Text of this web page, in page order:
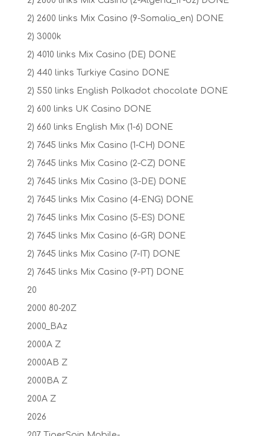
2) 2600 links Mix Casino (9-Somalia_en) DONE
2) 3000k
2) 4010 links Mix Casino (DE) DONE
2) 440 links Turkiye Casino DONE
2) 550 links English Polkadot chocolate DONE
2) 600 links UK Casino DONE
2) 660 links English Mix (1-6) DONE
2) 7645 links Mix Casino (1-CH) DONE
2) 7645 links Mix Casino (2-CZ) DONE
2) 7645 links Mix Casino (3-DE) DONE
2) 7645 links Mix Casino (4-ENG) DONE
2) 7645 links Mix Casino (5-ES) DONE
2) 7645 links Mix Casino (6-GR) DONE
2) 7645 links Mix Casino (7-IT) DONE
2) 7645 links Mix Casino (9-PT) DONE
20
2000 80-20Z
2000_BAz
2000A Z
2000AB Z
2000BA Z
200A Z
2026